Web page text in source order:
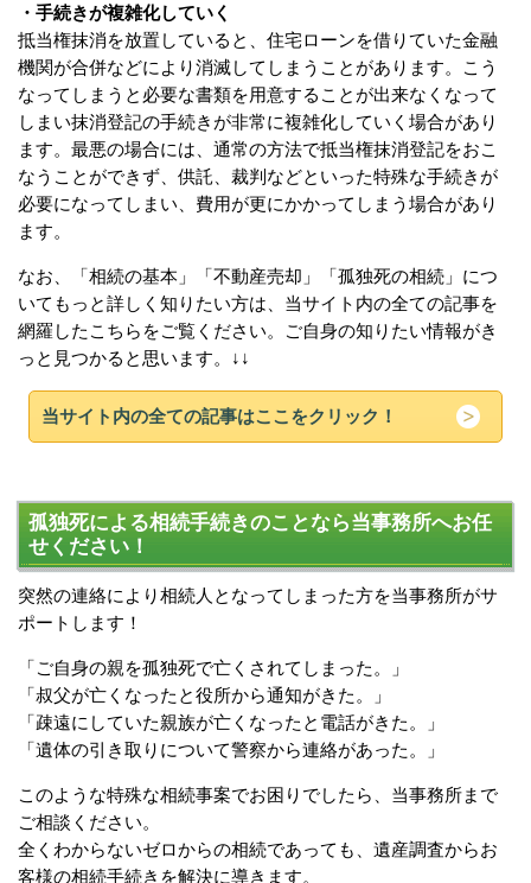
・手続きが複雑化していく
抵当権抹消を放置していると、住宅ローンを借りていた金融
機関が合併などにより消滅してしまうことがあります。こう
なってしまうと必要な書類を用意することが出来なくなって
しまい抹消登記の手続きが非常に複雑化していく場合があり
ます。最悪の場合には、通常の方法で抵当権抹消登記をおこ
なうことができず、供託、裁判などといった特殊な手続きが
必要になってしまい、費用が更にかかってしまう場合があり
ます。
なお、「相続の基本」「不動産売却」「孤独死の相続」につ
いてもっと詳しく知りたい方は、当サイト内の全ての記事を
網羅したこちらをご覧ください。ご自身の知りたい情報がき
っと見つかると思います。↓↓
当サイト内の全ての記事はここをクリック！
孤独死による相続手続きのことなら当事務所へお任
せください！
突然の連絡により相続人となってしまった方を当事務所がサ
ポートします！
「ご自身の親を孤独死で亡くされてしまった。」
「叔父が亡くなったと役所から通知がきた。」
「疎遠にしていた親族が亡くなったと電話がきた。」
「遺体の引き取りについて警察から連絡があった。」
このような特殊な相続事案でお困りでしたら、当事務所まで
ご相談ください。
全くわからないゼロからの相続であっても、遺産調査からお
客様の相続手続きを解決に導きます。